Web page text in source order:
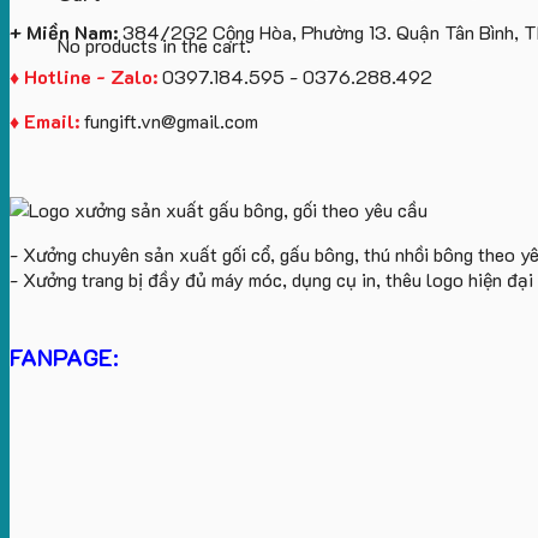
No products in the cart.
+ Miền Nam:384/2G2 Cộng Hòa, Phường 13. Quận Tân Bình,
♦ Hotline - Zalo:0397.184.595 - 0376.288.492
♦ Email:fungift.vn@gmail.com
- Xưởng chuyên sản xuất gối cổ, gấu bông, thú nhồi bông theo
- Xưởng trang bị đầy đủ máy móc, dụng cụ in, thêu logo hiện
FANPAGE: